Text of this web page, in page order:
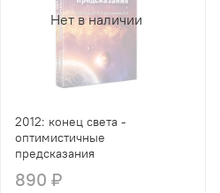
Нет в наличии
2012: конец света -
оптимистичные
предсказания
890 ₽